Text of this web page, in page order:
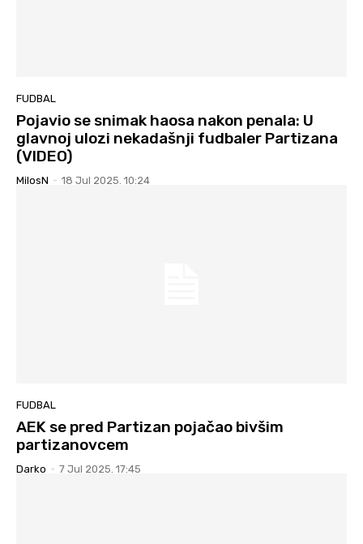
FUDBAL
Pojavio se snimak haosa nakon penala: U
glavnoj ulozi nekadašnji fudbaler Partizana
(VIDEO)
MilosN - 18 Jul 2025. 10:24
FUDBAL
AEK se pred Partizan pojačao bivšim
partizanovcem
Darko - 7 Jul 2025. 17:45